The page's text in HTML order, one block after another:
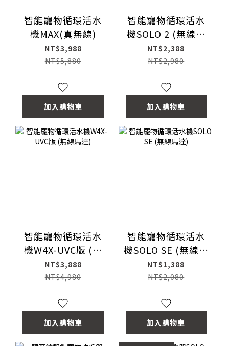
智能寵物循環活水
機MAX(真無線)
NT$3,988
NT$5,880
加入購物車
智能寵物循環活水
機SOLO 2 (無線馬
達)
NT$2,388
NT$2,980
加入購物車
智能寵物循環活水
機W4X-UVC版 (無
線馬達)
NT$3,888
NT$4,980
加入購物車
智能寵物循環活水
機SOLO SE (無線馬
達)
NT$1,388
NT$2,080
加入購物車